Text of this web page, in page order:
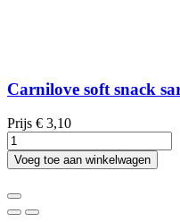
Carnilove soft snack
Prijs € 3,10
Voeg toe aan winkelwagen